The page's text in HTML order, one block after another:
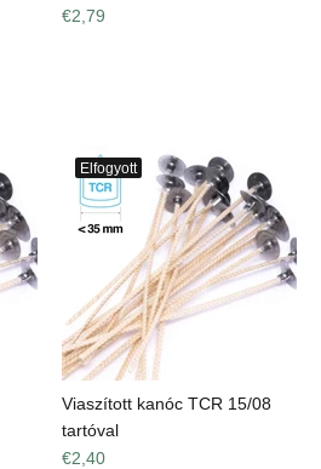
€2,79
Elfogyott
Viaszított kanóc TCR 15/08
tartóval
€2,40